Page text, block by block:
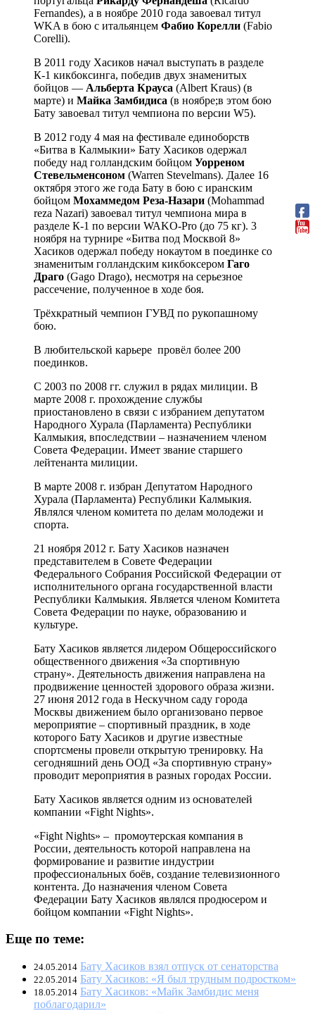
Fernandes), а в ноябре 2010 года завоевал титул
WKA в бою с итальянцем Фабио Корелли (Fabio
Corelli).
В 2011 году Хасиков начал выступать в разделе
К-1 кикбоксинга, победив двух знаменитых
бойцов — Альберта Крауса (Albert Kraus) (в
марте) и Майка Замбидиса (в ноябре;в этом бою
Бату завоевал титул чемпиона по версии W5).
В 2012 году 4 мая на фестивале единоборств
«Битва в Калмыкии» Бату Хасиков одержал
победу над голландским бойцом Уорреном
Стевельменсоном (Warren Stevelmans). Далее 16
октября этого же года Бату в бою с иранским
бойцом Мохаммедом Реза-Назари (Mohammad
reza Nazari) завоевал титул чемпиона мира в
разделе К-1 по версии WAKO-Pro (до 75 кг). 3
ноября на турнире «Битва под Москвой 8»
Хасиков одержал победу нокаутом в поединке со
знаменитым голландским кикбоксером Гаго
Драго (Gago Drago), несмотря на серьезное
рассечение, полученное в ходе боя.
Трёхкратный чемпион ГУВД по рукопашному
бою.
В любительской карьере провёл более 200
поединков.
С 2003 по 2008 гг. служил в рядах милиции. В
марте 2008 г. прохождение службы
приостановлено в связи с избранием депутатом
Народного Хурала (Парламента) Республики
Калмыкия, впоследствии – назначением членом
Совета Федерации. Имеет звание старшего
лейтенанта милиции.
В марте 2008 г. избран Депутатом Народного
Хурала (Парламента) Республики Калмыкия.
Являлся членом комитета по делам молодежи и
спорта.
21 ноября 2012 г. Бату Хасиков назначен
представителем в Совете Федерации
Федерального Собрания Российской Федерации от
исполнительного органа государственной власти
Республики Калмыкия. Является членом Комитета
Совета Федерации по науке, образованию и
культуре.
Бату Хасиков является лидером Общероссийского
общественного движения «За спортивную
страну». Деятельность движения направлена на
продвижение ценностей здорового образа жизни.
27 июня 2012 года в Нескучном саду города
Москвы движением было организовано первое
мероприятие – спортивный праздник, в ходе
которого Бату Хасиков и другие известные
спортсмены провели открытую тренировку. На
сегодняшний день ООД «За спортивную страну»
проводит мероприятия в разных городах России.
Бату Хасиков является одним из основателей
компании «Fight Nights».
«Fight Nights» – промоутерская компания в
России, деятельность которой направлена на
формирование и развитие индустрии
профессиональных боёв, создание телевизионного
контента. До назначения членом Совета
Федерации Бату Хасиков являлся продюсером и
бойцом компании «Fight Nights».
Еще по теме:
24.05.2014 Бату Хасиков взял отпуск от сенаторства
22.05.2014 Бату Хасиков: «Я был трудным подростком»
18.05.2014 Бату Хасиков: «Майк Замбидис меня
поблагодарил»